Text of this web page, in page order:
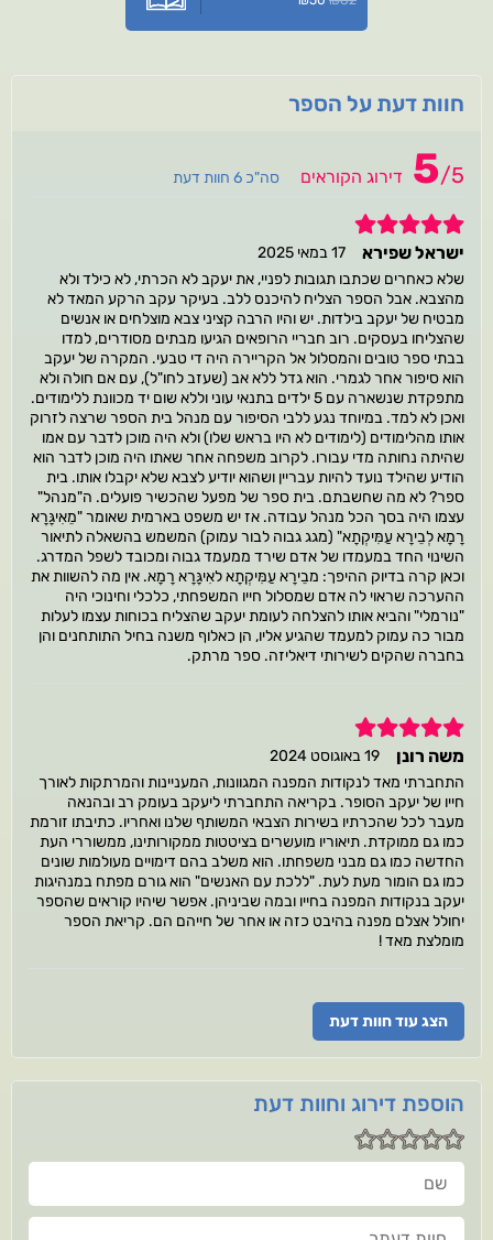
חוות דעת על הספר
5/5 דירוג הקוראים סה"כ 6 חוות דעת
5
ישראל שפירא
17 במאי 2025
שלא כאחרים שכתבו תגובות לפניי, את יעקב לא הכרתי, לא כילד ולא
מהצבא. אבל הספר הצליח להיכנס ללב. בעיקר עקב הרקע המאד לא
מבטיח של יעקב בילדות. יש והיו הרבה קציני צבא מוצלחים או אנשים
שהצליחו בעסקים. רוב חבריי הרופאים הגיעו מבתים מסודרים, למדו
בבתי ספר טובים והמסלול אל הקריירה היה די טבעי. המקרה של יעקב
הוא סיפור אחר לגמרי. הוא גדל ללא אב (שעזב לחו"ל), עם אם חולה ולא
מתפקדת שנשארה עם 5 ילדים בתנאי עוני וללא שום יד מכוונת ללימודים.
ואכן לא למד. במיוחד נגע ללבי הסיפור עם מנהל בית הספר שרצה לזרוק
אותו מהלימודים (לימודים לא היו בראש שלו) ולא היה מוכן לדבר עם אמו
שהיתה נחותה מדי עבורו. לקרוב משפחה אחר שאתו היה מוכן לדבר הוא
הודיע שהילד נועד להיות עבריין ושהוא יודיע לצבא שלא יקבלו אותו. בית
ספר? לא מה שחשבתם. בית ספר של מפעל שהכשיר פועלים. ה"מנהל"
עצמו היה בסך הכל מנהל עבודה. אז יש משפט בארמית שאומר "מֵאִיגָּרָא
רָמָא לְבֵירָא עַמִּיקְתָא" (מגג גבוה לבור עמוק) המשמש בהשאלה לתיאור
השינוי החד במעמדו של אדם שירד ממעמד גבוה ומכובד לשפל המדרג.
וכאן קרה בדיוק ההיפך: מבֵירָא עַמִּיקְתָא לאִיגָּרָא רָמָא. אין מה להשוות את
ההערכה שראוי לה אדם שמסלול חייו המשפחתי, כלכלי וחינוכי היה
"נורמלי" והביא אותו להצלחה לעומת יעקב שהצליח בכוחות עצמו לעלות
מבור כה עמוק למעמד שהגיע אליו, הן כאלוף משנה בחיל התותחנים והן
בחברה שהקים לשירותי דיאליזה. ספר מרתק.
5
משה רונן
19 באוגוסט 2024
התחברתי מאד לנקודות המפנה המגוונות, המעניינות והמרתקות לאורך
חייו של יעקב הסופר. בקריאה התחברתי ליעקב בעומק רב ובהנאה
מעבר לכל שהכרתיו בשירות הצבאי המשותף שלנו ואחריו. כתיבתו זורמת
כמו גם ממוקדת. תיאוריו מועשרים בציטטות ממקורותינו, ממשוררי העת
החדשה כמו גם מבני משפחתו. הוא משלב בהם דימויים מעולמות שונים
כמו גם הומור מעת לעת. "ללכת עם האנשים" הוא גורם מפתח במנהיגות
יעקב בנקודות המפנה בחייו ובמה שביניהן. אפשר שיהיו קוראים שהספר
יחולל אצלם מפנה בהיבט כזה או אחר של חייהם הם. קריאת הספר
מומלצת מאד !
הצג עוד חוות דעת
הוספת דירוג וחוות דעת
שם
חוות דעתך